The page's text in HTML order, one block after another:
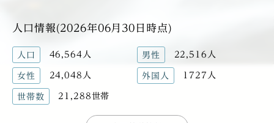
人口情報(2026年06月30日時点)
人口 46,564人 男性 22,516人
女性 24,048人 外国人 1727人
世帯数 21,288世帯